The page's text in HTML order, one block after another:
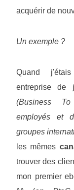
acquérir de
Un exemple ?
Quand
entreprise de
(Business
employés et
groupes
les mêmes
trouver des
mon premier